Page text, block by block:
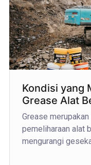
Kondisi yang
Grease Alat
Grease
pemeliharaan alat
mengurangi